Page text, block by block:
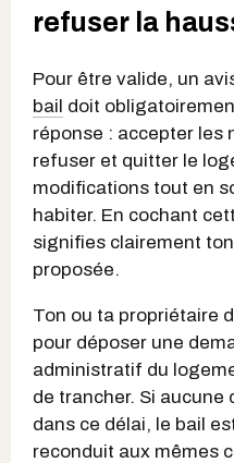
refuser la
Pour être valide, un
bail doit
réponse : accepter les
refuser et quitter le
modifications tout en
habiter. En cochant
signifies clairement
proposée.
Ton ou ta propriétaire
pour déposer une
administratif du
de trancher. Si
dans ce délai, le bail
reconduit aux mêmes